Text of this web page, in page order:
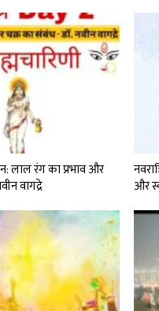
लाल रंग का प्रभाव और
वागद्रे
और